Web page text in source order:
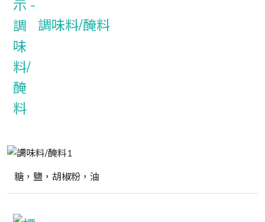
調味料/醃料
糖，鹽，胡椒粉，油